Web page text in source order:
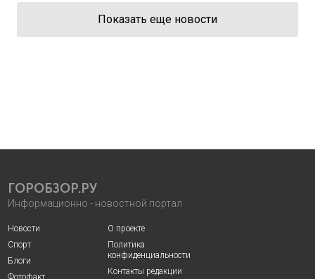
Показать еще новости
ГОРОБЗОР.РУ
Информационно - новостной портал
Новости
Спорт
Блоги
Фотофакт
О проекте
Политика
конфиденциальности
Контакты редакции